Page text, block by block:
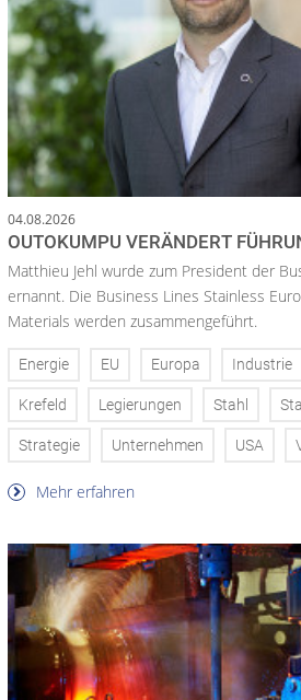
04.08.2026
OUTOKUMPU VERÄNDERT
Matthieu Jehl wurde zum President der
ernannt. Die Business Lines Stainless
Materials werden zusammengeführt.
Energie EU Europa Industrie
Krefeld Legierungen Stahl
Strategie Unternehmen USA
Mehr erfahren